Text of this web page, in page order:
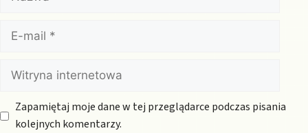
mail
Witryna
internetowa
Zapamiętaj moje dane w tej przeglądarce podczas pisania
kolejnych komentarzy.